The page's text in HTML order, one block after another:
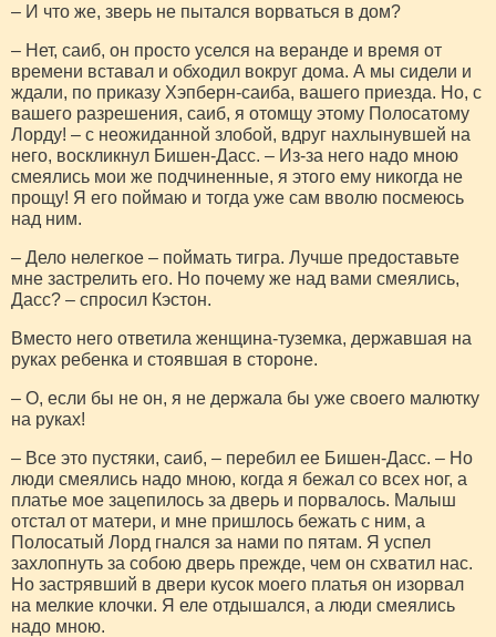
– И что же, зверь не пытался ворваться в дом?
– Нет, саиб, он просто уселся на веранде и время от
времени вставал и обходил вокруг дома. А мы сидели и
ждали, по приказу Хэпберн-саиба, вашего приезда. Но, с
вашего разрешения, саиб, я отомщу этому Полосатому
Лорду! – с неожиданной злобой, вдруг нахлынувшей на
него, воскликнул Бишен-Дасс. – Из-за него надо мною
смеялись мои же подчиненные, я этого ему никогда не
прощу! Я его поймаю и тогда уже сам вволю посмеюсь
над ним.
– Дело нелегкое – поймать тигра. Лучше предоставьте
мне застрелить его. Но почему же над вами смеялись,
Дасс? – спросил Кэстон.
Вместо него ответила женщина-туземка, державшая на
руках ребенка и стоявшая в стороне.
– О, если бы не он, я не держала бы уже своего малютку
на руках!
– Все это пустяки, саиб, – перебил ее Бишен-Дасс. – Но
люди смеялись надо мною, когда я бежал со всех ног, а
платье мое зацепилось за дверь и порвалось. Малыш
отстал от матери, и мне пришлось бежать с ним, а
Полосатый Лорд гнался за нами по пятам. Я успел
захлопнуть за собою дверь прежде, чем он схватил нас.
Но застрявший в двери кусок моего платья он изорвал
на мелкие клочки. Я еле отдышался, а люди смеялись
надо мною.